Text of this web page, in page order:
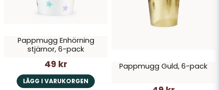
Pappmugg Enhörning
stjärnor, 6-pack
49 kr
LÄGG I VARUKORGEN
Pappmugg Guld, 6-pack